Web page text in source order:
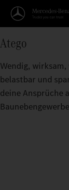
Atego
Wendig,
belastbar und
deine Ansprüche